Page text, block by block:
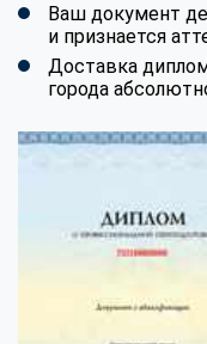
Ваш документ
и признается
Доставка
города